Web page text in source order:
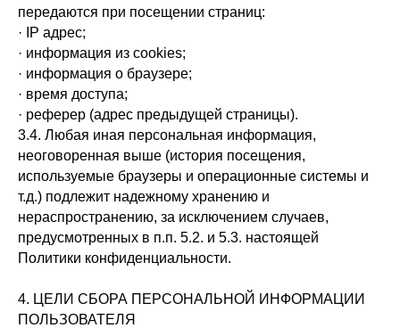
передаются при посещении страниц:
· IP адрес;
· информация из cookies;
· информация о браузере;
· время доступа;
· реферер (адрес предыдущей страницы).
3.4. Любая иная персональная информация,
неоговоренная выше (история посещения,
используемые браузеры и операционные системы и
т.д.) подлежит надежному хранению и
нераспространению, за исключением случаев,
предусмотренных в п.п. 5.2. и 5.3. настоящей
Политики конфиденциальности.
4. ЦЕЛИ СБОРА ПЕРСОНАЛЬНОЙ ИНФОРМАЦИИ
ПОЛЬЗОВАТЕЛЯ